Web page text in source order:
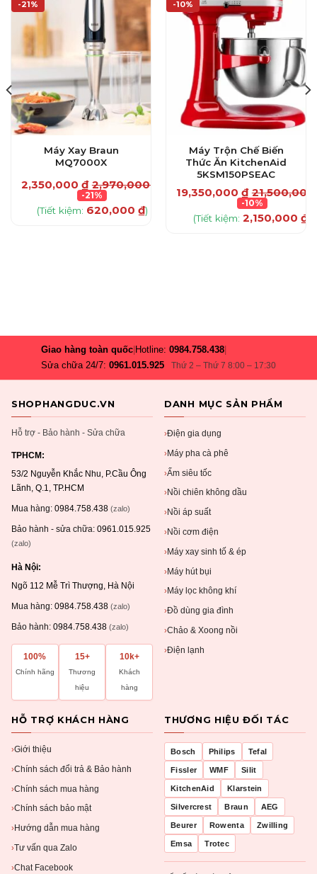
-21%
Máy Xay Braun
MQ7000X
2,350,000 ₫ 2,970,000
-21%
(Tiết kiệm: 620,000 ₫)
-10%
Máy Trộn Chế Biến
Thức Ăn KitchenAid
5KSM150PSEAC
19,350,000 ₫ 21,500,000
-10%
(Tiết kiệm:2,150,000₫
Giao hàng toàn quốc Hotline:0984.758.438
Sửa chữa 24/7:0961.015.925 Thứ 2 – Thứ 7 8:00 – 17:30
SHOPHANGDUC.VN
Hỗ trợ - Bảo hành - Sửa chữa
TPHCM:
53/2 Nguyễn Khắc Nhu, P.Cầu Ông
Lãnh, Q.1, TP.HCM
Mua hàng: 0984.758.438 (zalo)
Bảo hành - sửa chữa: 0961.015.925
(zalo)
Hà Nội:
Ngõ 112 Mễ Trì Thượng, Hà Nội
Mua hàng: 0984.758.438 (zalo)
Bảo hành: 0984.758.438 (zalo)
100%
Chính hãng
15+
Thương
hiệu
10k+
Khách
hàng
DANH MỤC SẢN PHẨM
›Điện gia dụng
›Máy pha cà phê
›Ấm siêu tốc
› Nồi chiên không dầu
› Nồi áp suất
› Nồi cơm điện
›Máy xay sinh tố & ép
›Máy hút bụi
› Máy lọc không khí
›Đồ dùng gia đình
›Chảo & Xoong nồi
›Điện lạnh
HỖ TRỢ KHÁCH HÀNG
›Giới thiệu
›Chính sách đổi trả & Bảo hành
›Chính sách mua hàng
›Chính sách bảo mật
› Hướng dẫn mua hàng
›Tư vấn qua Zalo
›Chat Facebook
THƯƠNG HIỆU ĐỐI TÁC
Bosch Philips Tefal
Fissler WMF Silit
KitchenAid Klarstein
Silvercrest Braun AEG
Beurer Rowenta Zwilling
Emsa Trotec